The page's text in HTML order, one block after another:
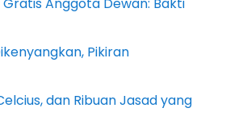
Anggota Dewan: Bakti
Pikiran
dan Ribuan Jasad yang